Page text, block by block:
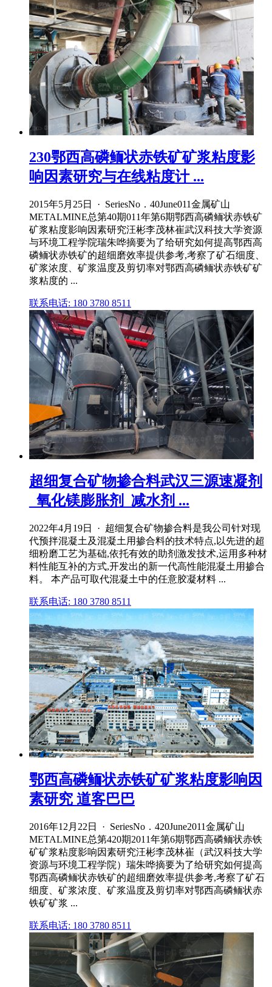
230鄂西高磷鲕状赤铁矿矿浆粘度影
响因素研究与在线粘度计 ...
2015年5月25日 · SeriesNo．40June011金属矿山
METALMINE总第40期011年第6期鄂西高磷鲕状赤铁矿
矿浆粘度影响因素研究汪彬李茂林崔武汉科技大学资源
与环境工程学院瑞朱哗摘要为了给研究如何提高鄂西高
磷鲕状赤铁矿的超细磨效率提供参考,考察了矿石细度、
矿浆浓度、矿浆温度及剪切率对鄂西高磷鲕状赤铁矿矿
浆粘度的 ...
联系电话: 180 3780 8511
超细复合矿物掺合料武汉三源速凝剂
_氧化镁膨胀剂_减水剂 ...
2022年4月19日 · 超细复合矿物掺合料是我公司针对现
代预拌混凝土及混凝土用掺合料的技术特点,以先进的超
细粉磨工艺为基础,依托有效的助剂激发技术,运用多种材
料性能互补的方式,开发出的新一代高性能混凝土用掺合
料。 本产品可取代混凝土中的任意胶凝材料 ...
联系电话: 180 3780 8511
鄂西高磷鲕状赤铁矿矿浆粘度影响因
素研究 道客巴巴
2016年12月22日 · SeriesNo．420June2011金属矿山
METALMINE总第420期2011年第6期鄂西高磷鲕状赤铁
矿矿浆粘度影响因素研究汪彬李茂林崔（武汉科技大学
资源与环境工程学院）瑞朱哗摘要为了给研究如何提高
鄂西高磷鲕状赤铁矿的超细磨效率提供参考,考察了矿石
细度、矿浆浓度、矿浆温度及剪切率对鄂西高磷鲕状赤
铁矿矿浆 ...
联系电话: 180 3780 8511